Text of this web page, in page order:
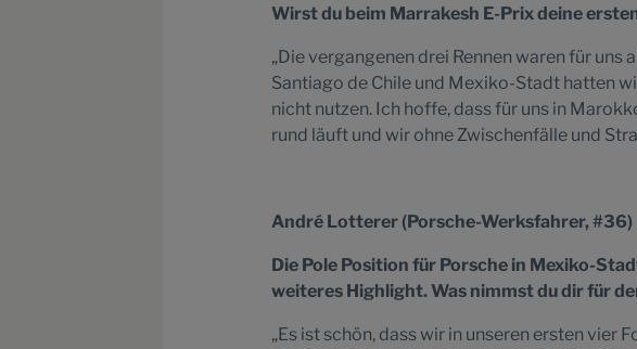
Wirst du beim Marrakesh E-Prix deine
„Die vergangenen drei Rennen waren für uns
Santiago de Chile und Mexiko-Stadt hatten
nicht nutzen. Ich hoffe, dass für uns in
rund läuft und wir ohne Zwischenfälle und
André Lotterer (Porsche-Werksfahrer, #36)
Die Pole Position für Porsche in Mexiko-
weiteres Highlight. Was nimmst du dir für
„Es ist schön, dass wir in unseren ersten vier